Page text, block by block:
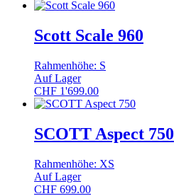
Scott Scale 960
Rahmenhöhe: S
Auf Lager
CHF 1'699.00
SCOTT Aspect 750
Rahmenhöhe: XS
Auf Lager
CHF 699.00